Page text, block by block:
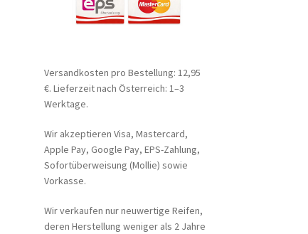
Versandkosten pro Bestellung: 12,95
€. Lieferzeit nach Österreich: 1–3
Werktage.
Wir akzeptieren Visa, Mastercard,
Apple Pay, Google Pay, EPS-Zahlung,
Sofortüberweisung (Mollie) sowie
Vorkasse.
Wir verkaufen nur neuwertige Reifen,
deren Herstellung weniger als 2 Jahre